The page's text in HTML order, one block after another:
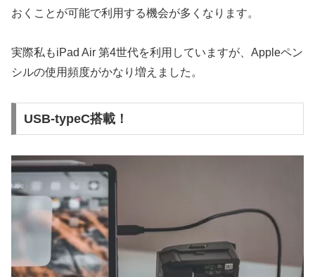
おくことが可能で利用する機会が多くなります。
実際私もiPad Air 第4世代を利用していますが、Appleペン
シルの使用頻度がかなり増えました。
USB-typeC搭載！